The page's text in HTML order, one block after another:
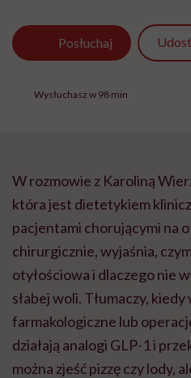
Posłuchaj
Wysłuchasz w 98 min
W rozmowie z Karoliną
która jest dietetykiem
pacjentami chorującymi na
chirurgicznie, wyjaśnia,
otyłościowa i dlaczego nie
słabej woli. Tłumaczy,
farmakologiczne lub
działają analogi GLP-1 i
można zjeść pizzę czy lody,